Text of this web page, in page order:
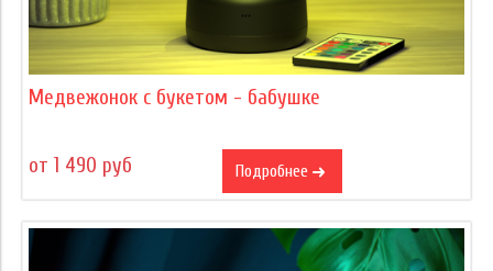
Медвежонок с букетом - бабушке
от 1 490 руб Подробнее